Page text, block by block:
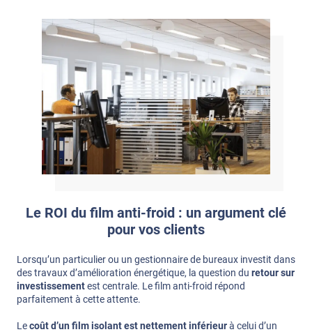
Le ROI du film anti-froid : un argument clé
pour vos clients
Lorsqu’un particulier ou un gestionnaire de bureaux investit dans
des travaux d’amélioration énergétique, la question du retour sur
investissementest centrale. Le film anti-froid répond
parfaitement à cette attente.
Lecoût d’un film isolant est nettement inférieurà celui d’un